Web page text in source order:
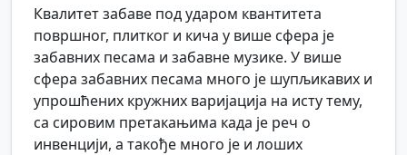
Квалитет забаве под ударом квантитета
површног, плитког и кича у више сфера је
забавних песама и забавне музике. У више
сфера забавних песама много је шупљикавих и
упрошћених кружних варијација на исту тему,
са сировим претакањима када је реч о
инвенцији, а такође много је и лоших